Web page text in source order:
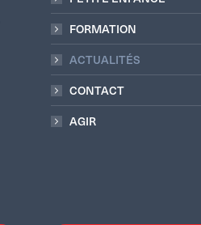
FORMATION
ACTUALITÉS
CONTACT
AGIR